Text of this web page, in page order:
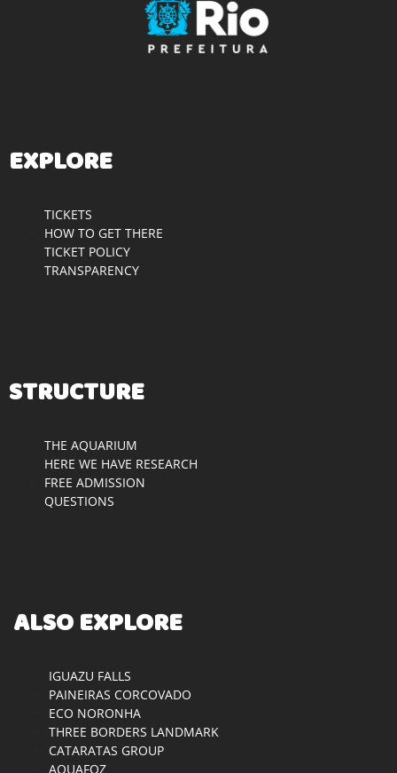
EXPLORE
TICKETS
HOW TO GET THERE
TICKET POLICY
TRANSPARENCY
STRUCTURE
THE AQUARIUM
HERE WE HAVE RESEARCH
FREE ADMISSION
QUESTIONS
ALSO EXPLORE
IGUAZU FALLS
PAINEIRAS CORCOVADO
ECO NORONHA
THREE BORDERS LANDMARK
CATARATAS GROUP
AQUAFOZ